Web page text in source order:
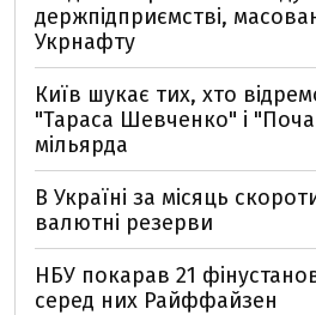
держпідприємстві,
Укрнафту
Київ шукає тих, хто
"Тараса Шевченко" і
мільярда
В Україні за місяць
валютні резерви
НБУ покарав 21
серед них Райффайзен